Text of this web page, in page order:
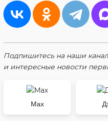
Подпишитесь на наши
и интересные новости
Max